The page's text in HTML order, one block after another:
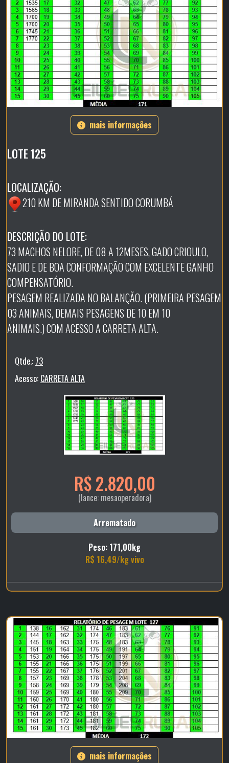
mais informações
LOTE 125
LOCALIZAÇÃO:
210 KM DE MIRANDA SENTIDO CORUMBÁ
DESCRIÇÃO DO LOTE:
73 MACHOS NELORE, DE 08 A 12MESES, GADO CRIOULO,
SADIO E DE BOA CONFORMAÇÃO COM EXCELENTE GANHO
COMPENSATÓRIO.
PESAGEM REALIZADA NO BALANÇÃO. (PRIMEIRA PESAGEM
03 ANIMAIS, DEMAIS PESAGENS DE 10 EM 10
ANIMAIS.) COM ACESSO A CARRETA ALTA.
Qtde.: 73
Acesso: CARRETA ALTA
R$ 2.820,00
(lance: mesaoperadora)
Arrematado
Peso: 171,00kg
R$ 16,49/kg vivo
mais informações